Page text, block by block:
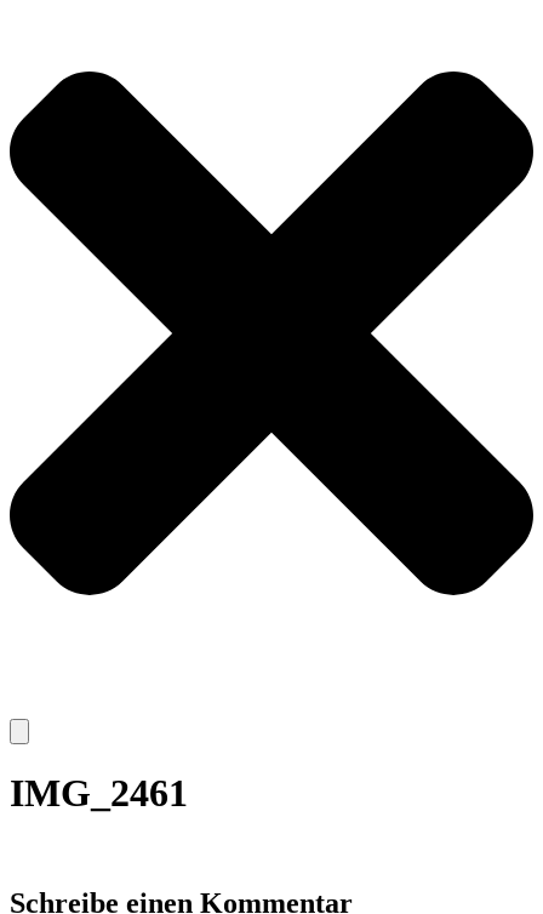
IMG_2461
Schreibe einen Kommentar